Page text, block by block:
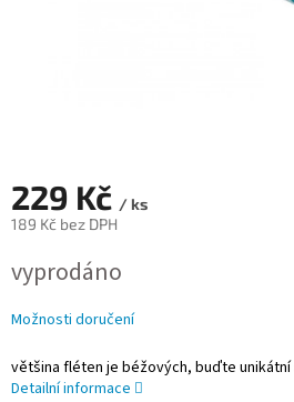
229 Kč / ks
189 Kč bez DPH
cena:
vyprodáno
Možnosti doručení
většina fléten je béžových, buďte
Detailní informace